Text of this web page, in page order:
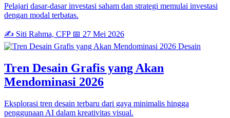
Pelajari dasar-dasar investasi saham dan strategi memulai investasi
dengan modal terbatas.
✍️ Siti Rahma, CFP 📅 27 Mei 2026
Desain
Tren Desain Grafis yang Akan
Mendominasi 2026
Eksplorasi tren desain terbaru dari gaya minimalis hingga
penggunaan AI dalam kreativitas visual.